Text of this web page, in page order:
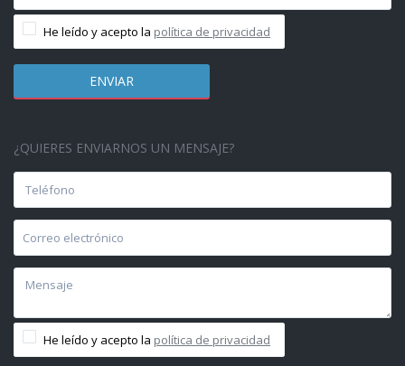
He leído y acepto la política de privacidad
¿QUIERES ENVIARNOS UN MENSAJE?
He leído y acepto la política de privacidad